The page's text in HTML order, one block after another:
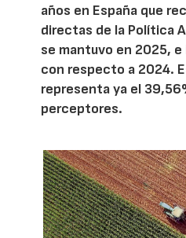
años en España que
directas de la Política
se mantuvo en 2025,
con respecto a 2024.
representa ya el
perceptores.